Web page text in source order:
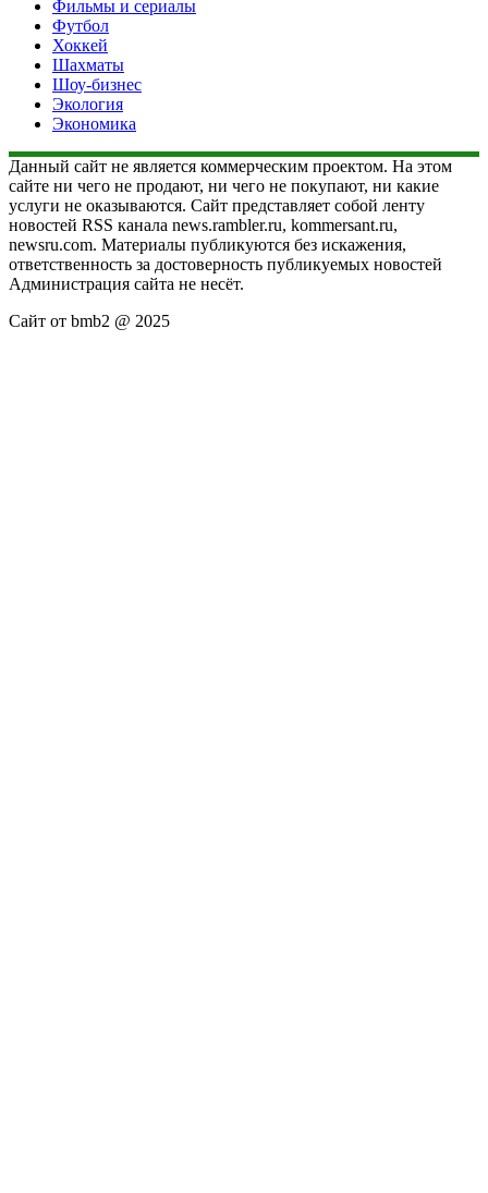
Фильмы и сериалы
Футбол
Хоккей
Шахматы
Шоу-бизнес
Экология
Экономика
Данный сайт не является коммерческим проектом. На этом
сайте ни чего не продают, ни чего не покупают, ни какие
услуги не оказываются. Сайт представляет собой ленту
новостей RSS канала news.rambler.ru, kommersant.ru,
newsru.com. Материалы публикуются без искажения,
ответственность за достоверность публикуемых новостей
Администрация сайта не несёт.
Сайт от bmb2 @ 2025